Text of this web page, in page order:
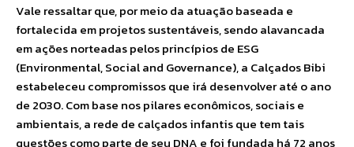
Vale ressaltar que, por meio da atuação baseada e
fortalecida em projetos sustentáveis, sendo alavancada
em ações norteadas pelos princípios de ESG
(Environmental, Social and Governance), a Calçados Bibi
estabeleceu compromissos que irá desenvolver até o ano
de 2030. Com base nos pilares econômicos, sociais e
ambientais, a rede de calçados infantis que tem tais
questões como parte de seu DNA e foi fundada há 72 anos